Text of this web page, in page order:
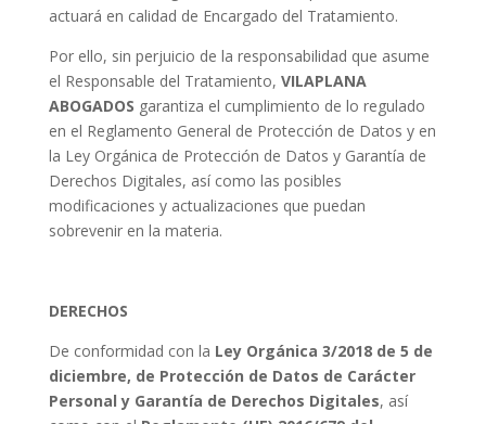
actuará en calidad de Encargado del Tratamiento.
Por ello, sin perjuicio de la responsabilidad que asume
el Responsable del Tratamiento, VILAPLANA
ABOGADOS garantiza el cumplimiento de lo regulado
en el Reglamento General de Protección de Datos y en
la Ley Orgánica de Protección de Datos y Garantía de
Derechos Digitales, así como las posibles
modificaciones y actualizaciones que puedan
sobrevenir en la materia.
DERECHOS
De conformidad con la Ley Orgánica 3/2018 de 5 de
diciembre, de Protección de Datos de Carácter
Personal y Garantía de Derechos Digitales, así